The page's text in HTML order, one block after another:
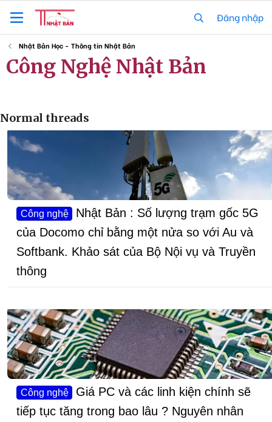
Đăng nhập
Nhật Bản Học - Thông tin Nhật Bản
Công Nghệ Nhật Bản
Normal threads
Công nghệ
Nhật Bản : Số lượng trạm gốc 5G
của Docomo chỉ bằng một nửa so với Au và
Softbank. Khảo sát của Bộ Nội vụ và Truyền
thông
Công nghệ
Giá PC và các linh kiện chính sẽ
tiếp tục tăng trong bao lâu ? Nguyên nhân